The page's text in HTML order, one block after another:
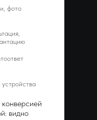
фото
видно